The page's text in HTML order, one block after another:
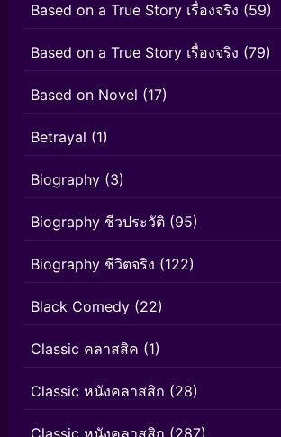
Based on a True Story เรื่องจริง (59)
Based on a True Story เรื่องจริง (79)
Based on Novel (17)
Betrayal (1)
Biography (3)
Biography ชีวประวัติ (95)
Biography ชีวิตจริง (122)
Black Comedy (22)
Classic คลาสสิค (1)
Classic หนังคลาสสิก (28)